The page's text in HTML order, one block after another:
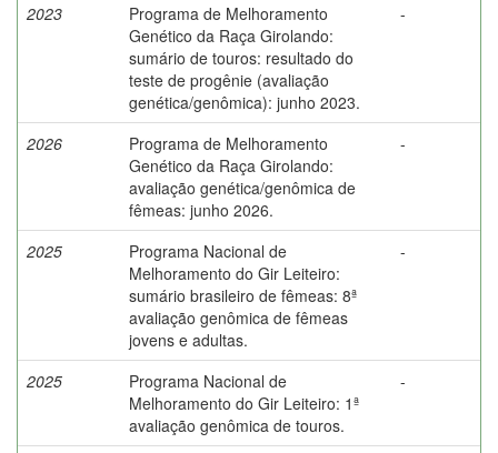
2023
Programa de Melhoramento
Genético da Raça Girolando:
sumário de touros: resultado do
teste de progênie (avaliação
genética/genômica): junho 2023.
-
2026
Programa de Melhoramento
Genético da Raça Girolando:
avaliação genética/genômica de
fêmeas: junho 2026.
-
2025
Programa Nacional de
Melhoramento do Gir Leiteiro:
sumário brasileiro de fêmeas: 8ª
avaliação genômica de fêmeas
jovens e adultas.
-
2025
Programa Nacional de
Melhoramento do Gir Leiteiro: 1ª
avaliação genômica de touros.
-